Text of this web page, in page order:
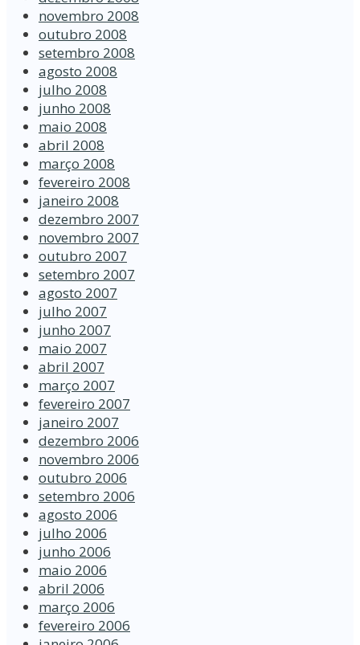
novembro 2008
outubro 2008
setembro 2008
agosto 2008
julho 2008
junho 2008
maio 2008
abril 2008
março 2008
fevereiro 2008
janeiro 2008
dezembro 2007
novembro 2007
outubro 2007
setembro 2007
agosto 2007
julho 2007
junho 2007
maio 2007
abril 2007
março 2007
fevereiro 2007
janeiro 2007
dezembro 2006
novembro 2006
outubro 2006
setembro 2006
agosto 2006
julho 2006
junho 2006
maio 2006
abril 2006
março 2006
fevereiro 2006